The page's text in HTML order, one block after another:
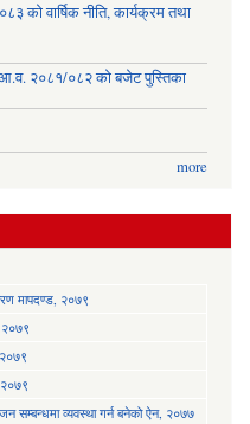
को वार्षिक नीति, कार्यक्रम तथा
२०८१/०८२ को बजेट पुस्तिका
more
मापदण्ड, २०७९
२०७९
२०७९
२०७९
सम्बन्धमा व्यवस्था गर्न बनेको ऐन, २०७७